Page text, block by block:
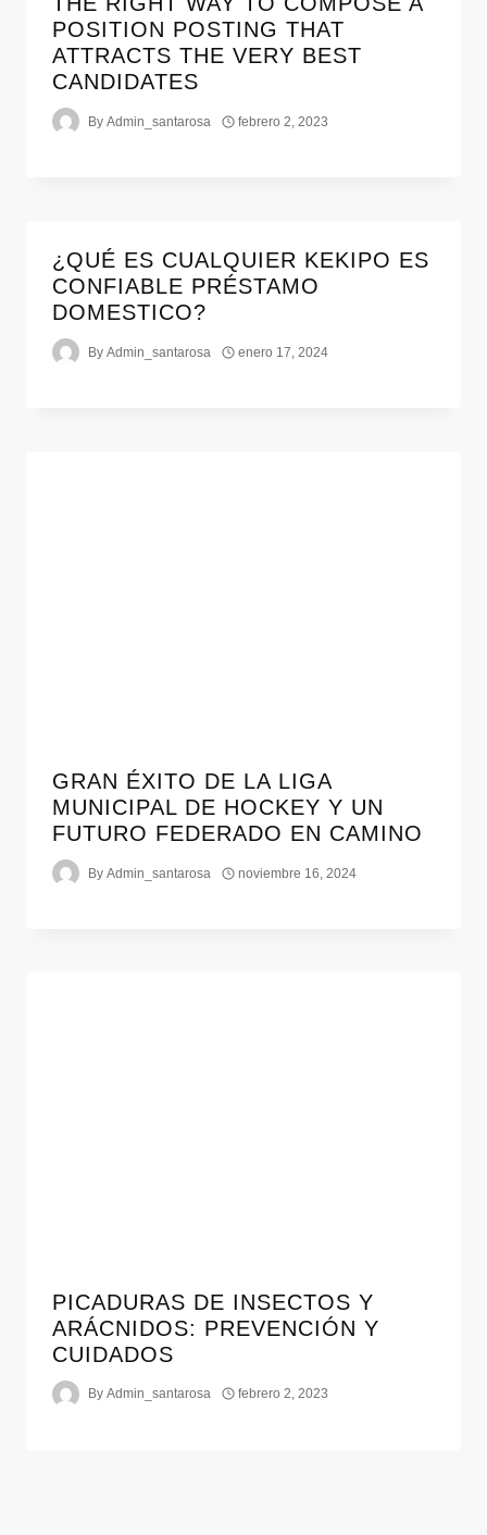
POSITION POSTING THAT
ATTRACTS THE VERY BEST
CANDIDATES
By Admin_santarosa febrero 2, 2023
¿QUÉ ES CUALQUIER KEKIPO ES
CONFIABLE PRÉSTAMO
DOMESTICO?
By Admin_santarosa enero 17, 2024
GRAN ÉXITO DE LA LIGA
MUNICIPAL DE HOCKEY Y UN
FUTURO FEDERADO EN CAMINO
By Admin_santarosa noviembre 16, 2024
PICADURAS DE INSECTOS Y
ARÁCNIDOS: PREVENCIÓN Y
CUIDADOS
By Admin_santarosa febrero 2, 2023